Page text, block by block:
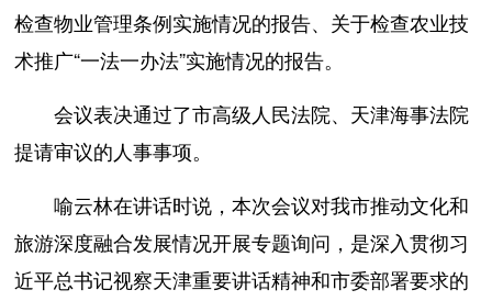
检查物业管理条例实施情况的报告、关于检查农业技
术推广“一法一办法”实施情况的报告。
会议表决通过了市高级人民法院、天津海事法院
提请审议的人事事项。
喻云林在讲话时说，本次会议对我市推动文化和
旅游深度融合发展情况开展专题询问，是深入贯彻习
近平总书记视察天津重要讲话精神和市委部署要求的